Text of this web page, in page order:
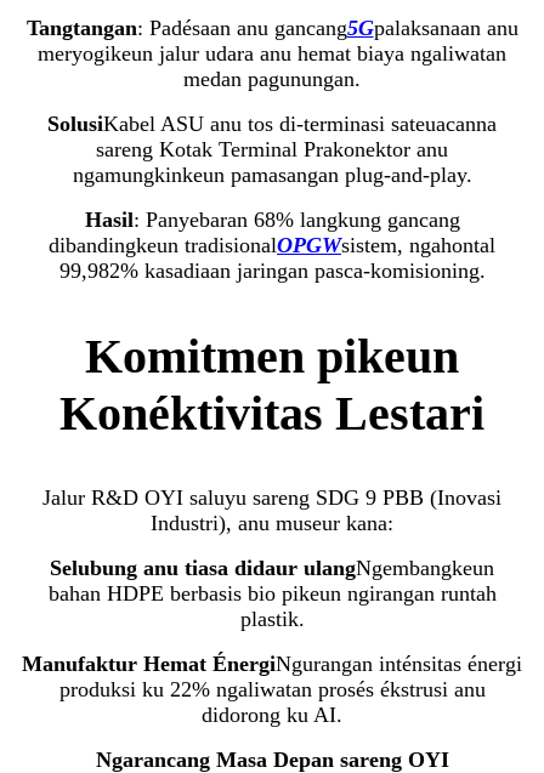
Tangtangan: Padésaan anu gancang5Gpalaksanaan anu
meryogikeun jalur udara anu hemat biaya ngaliwatan
medan pagunungan.
SolusiKabel ASU anu tos di-terminasi sateuacanna
sareng Kotak Terminal Prakonektor anu
ngamungkinkeun pamasangan plug-and-play.
Hasil: Panyebaran 68% langkung gancang
dibandingkeun tradisionalOPGWsistem, ngahontal
99,982% kasadiaan jaringan pasca-komisioning.
Komitmen pikeun
Konéktivitas Lestari
Jalur R&D OYI saluyu sareng SDG 9 PBB (Inovasi
Industri), anu museur kana:
Selubung anu tiasa didaur ulangNgembangkeun
bahan HDPE berbasis bio pikeun ngirangan runtah
plastik.
Manufaktur Hemat ÉnergiNgurangan inténsitas énergi
produksi ku 22% ngaliwatan prosés ékstrusi anu
didorong ku AI.
Ngarancang Masa Depan sareng OYI